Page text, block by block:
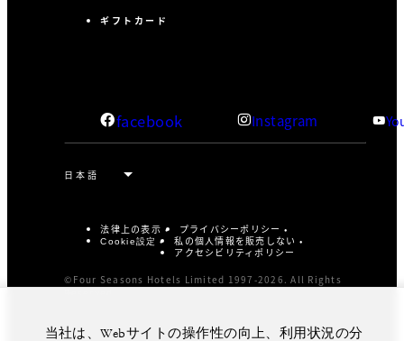
ギフトカード
facebook Instagram
法律上の表示 プライバシーポリシー
Cookie設定
私の個人情報を販売しない
アクセシビリティポリシー
©Four Seasons Hotels Limited 1997-2026. All Rights
当社は、Webサイトの操作性の向上、利用状況の分